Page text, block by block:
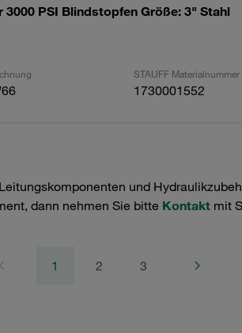
3000 PSI Blindstopfen Größe: 3" Stahl
STAUFF Materialnummer
1730001552
und
dann nehmen Sie bitte Kontaktmit
1 2 3